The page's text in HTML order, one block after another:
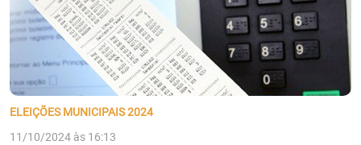
ELEIÇÕES MUNICIPAIS 2024
11/10/2024 às 16:13